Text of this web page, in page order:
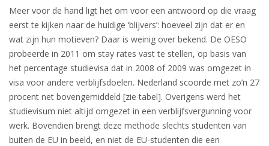
WORK IN NL
WORK IN HOLLAND
REGULATIONS
HEALTH INSURANCES
EXPAT CENTERS
Meer voor de hand ligt het om voor een antwoord op die vraag
eerst te kijken naar de huidige ‘blijvers’: hoeveel zijn dat er en
wat zijn hun motieven? Daar is weinig over bekend. De OESO
probeerde in 2011 om stay rates vast te stellen, op basis van
het percentage studievisa dat in 2008 of 2009 was omgezet in
visa voor andere verblijfsdoelen. Nederland scoorde met zo’n 27
procent net bovengemiddeld [zie tabel]. Overigens werd het
studievisum niet altijd omgezet in een verblijfsvergunning voor
werk. Bovendien brengt deze methode slechts studenten van
buiten de EU in beeld, en niet de EU-studenten die een